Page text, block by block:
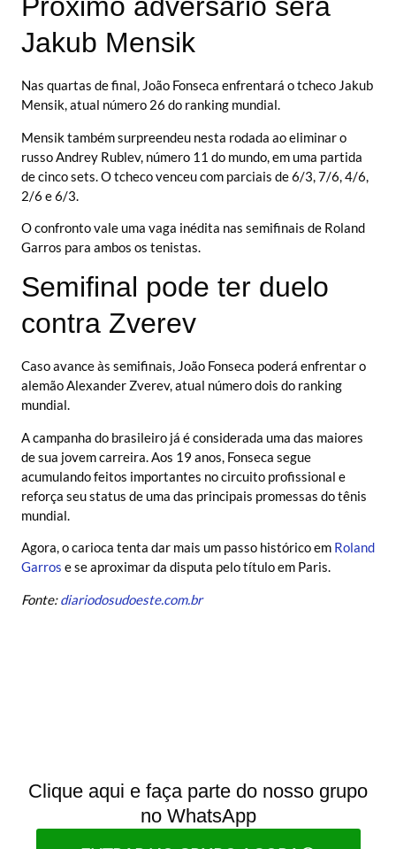
Próximo adversário será
Jakub Mensik
Nas quartas de final, João Fonseca enfrentará o tcheco Jakub
Mensik, atual número 26 do ranking mundial.
Mensik também surpreendeu nesta rodada ao eliminar o
russo Andrey Rublev, número 11 do mundo, em uma partida
de cinco sets. O tcheco venceu com parciais de 6/3, 7/6, 4/6,
2/6 e 6/3.
O confronto vale uma vaga inédita nas semifinais de Roland
Garros para ambos os tenistas.
Semifinal pode ter duelo
contra Zverev
Caso avance às semifinais, João Fonseca poderá enfrentar o
alemão Alexander Zverev, atual número dois do ranking
mundial.
A campanha do brasileiro já é considerada uma das maiores
de sua jovem carreira. Aos 19 anos, Fonseca segue
acumulando feitos importantes no circuito profissional e
reforça seu status de uma das principais promessas do tênis
mundial.
Agora, o carioca tenta dar mais um passo histórico em Roland
Garros e se aproximar da disputa pelo título em Paris.
Fonte:diariodosudoeste.com.br
Clique aqui e faça parte do nosso grupo
no WhatsApp